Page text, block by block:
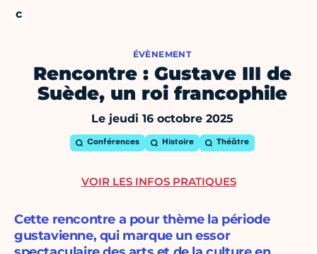
ÉVÈNEMENT
Rencontre : Gustave III de
Suède, un roi francophile
Le jeudi 16 octobre 2025
Conférences Histoire Théâtre
Cette rencontre a pour thème la période
gustavienne, qui marque un essor
VOIR LES INFOS PRATIQUES